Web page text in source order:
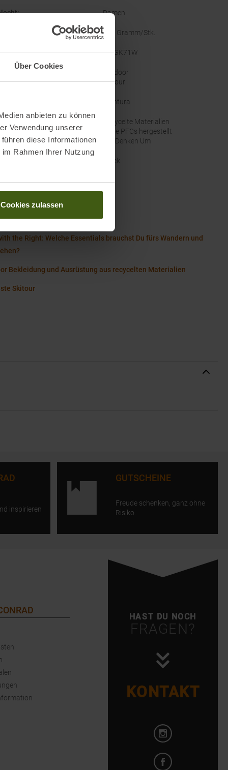
Über Cookies
anbieten zu können
Verwendung unserer
diese Informationen
Rahmen Ihrer Nutzung
Cookies zulassen
: Damen
200 Gramm/Stk.
: MPGK71W
Outdoor
Skitour
Montura
Recycelte Materialien
Ohne PFCs hergestellt
Wir Denken Um
Black
Größentabelle Damen
the Right: Welche Essentials brauchst Du fürs Wandern und
Bekleidung und Ausrüstung aus recycelten Materialien
Skitour
inspirieren
GUTSCHEINE
Freude schenken, ganz ohne
Risiko.
HAST DU NOCH
FRAGEN?
KONTAKT